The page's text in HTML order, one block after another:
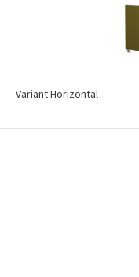
Variant Horizontal